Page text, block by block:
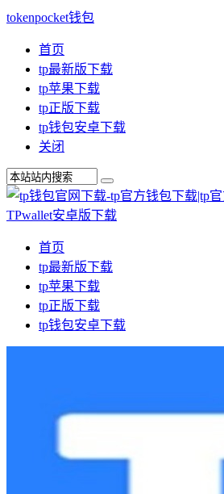
tokenpocket钱包
首页
tp最新版下载
tp苹果下载
tp正版下载
tp钱包安卓下载
关闭
首页
tp最新版下载
tp苹果下载
tp正版下载
tp钱包安卓下载